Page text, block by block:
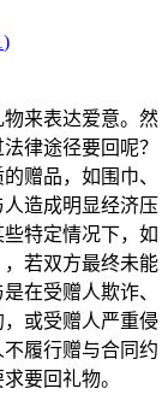
)
来表达爱意。然
律途径要回呢？
赠品，如围巾、
造成明显经济压
特定情况下，如
若双方最终未能
在受赠人欺诈、
或受赠人严重侵
履行赠与合同约
要回礼物。